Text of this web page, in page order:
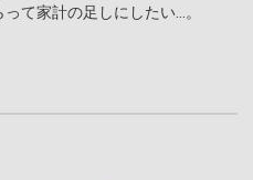
て家計の足しにしたい…。